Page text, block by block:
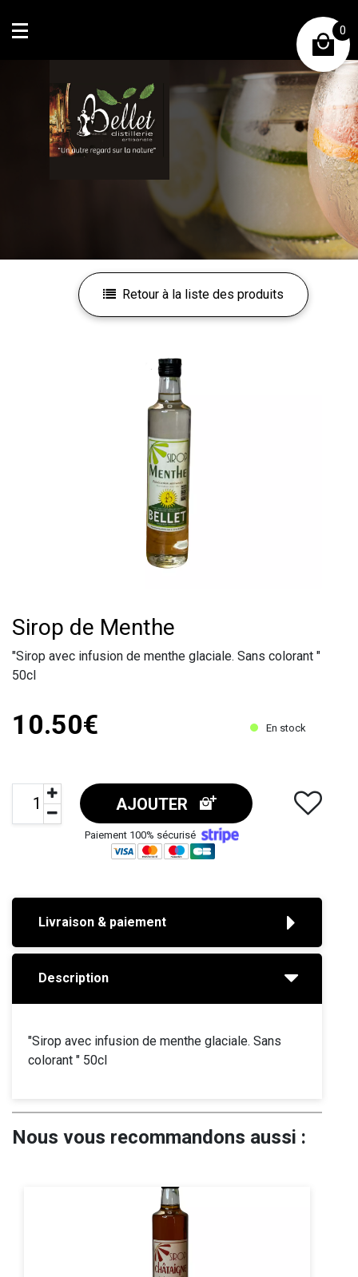
Mes favoris
0
Retour à la liste des produits
Sirop de Menthe
"Sirop avec infusion de menthe glaciale. Sans colorant "
50cl
10.50€ En stock
AJOUTER
Paiement 100% sécurisé
Livraison & paiement
Description
"Sirop avec infusion de menthe glaciale. Sans
colorant " 50cl
Nous vous recommandons aussi :